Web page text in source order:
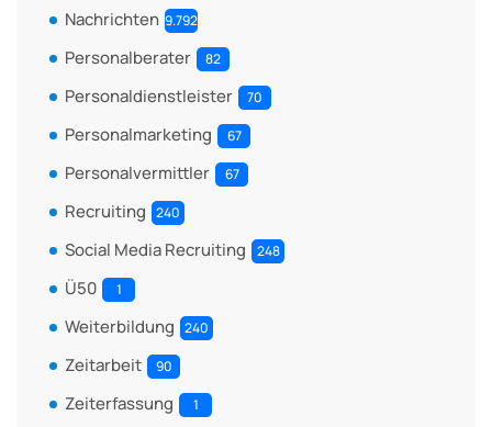
Nachrichten 9.792
Personalberater 82
Personaldienstleister 70
Personalmarketing 67
Personalvermittler 67
Recruiting 240
Social Media Recruiting 248
Ü50 1
Weiterbildung 240
Zeitarbeit 90
Zeiterfassung 1